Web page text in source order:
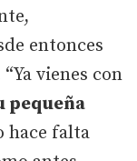
entonces
“Ya vienes con
pequeña
hace falta